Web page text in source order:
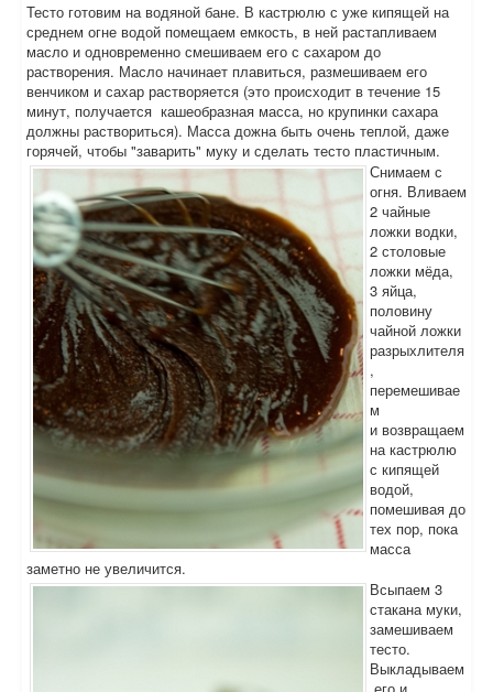
Тесто готовим на водяной бане. В кастрюлю с уже кипящей на
среднем огне водой помещаем емкость, в ней растапливаем
масло и одновременно смешиваем его с сахаром до
растворения. Масло начинает плавиться, размешиваем его
венчиком и сахар растворяется (это происходит в течение 15
минут, получается кашеобразная масса, но крупинки сахара
должны раствориться). Масса дожна быть очень теплой, даже
горячей, чтобы "заварить" муку и сделать тесто пластичным.
Снимаем с
огня. Вливаем
2 чайные
ложки водки,
2 столовые
ложки мёда,
3 яйца,
половину
чайной ложки
разрыхлителя
,
перемешивае
м
и возвращаем
на кастрюлю
с кипящей
водой,
помешивая до
тех пор, пока
масса
заметно не увеличится.
Всыпаем 3
стакана муки,
замешиваем
тесто.
Выкладываем